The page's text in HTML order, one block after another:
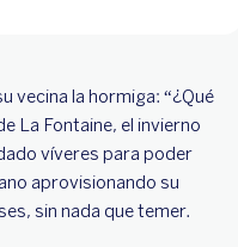
vecina la hormiga: “¿Qué
La Fontaine, el invierno
víveres para poder
aprovisionando su
sin nada que temer.